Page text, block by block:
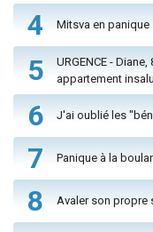
4 Mitsva en panique
5
URGENCE -
appartement
6 J'ai oublié les
7 Panique à la
8 Avaler son propre